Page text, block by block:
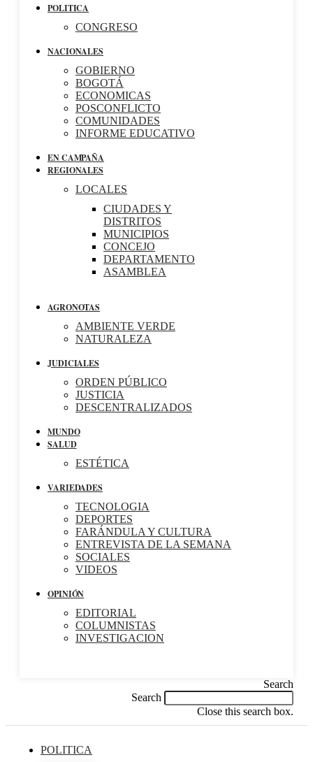
POLITICA
CONGRESO
NACIONALES
GOBIERNO
BOGOTÁ
ECONOMICAS
POSCONFLICTO
COMUNIDADES
INFORME EDUCATIVO
EN CAMPAÑA
REGIONALES
LOCALES
CIUDADES Y
DISTRITOS
MUNICIPIOS
CONCEJO
DEPARTAMENTO
ASAMBLEA
AGRONOTAS
AMBIENTE VERDE
NATURALEZA
JUDICIALES
ORDEN PÚBLICO
JUSTICIA
DESCENTRALIZADOS
MUNDO
SALUD
ESTÉTICA
VARIEDADES
TECNOLOGIA
DEPORTES
FARÁNDULA Y CULTURA
ENTREVISTA DE LA SEMANA
SOCIALES
VIDEOS
OPINIÓN
EDITORIAL
COLUMNISTAS
INVESTIGACION
Search
Search
Close this search box.
POLITICA